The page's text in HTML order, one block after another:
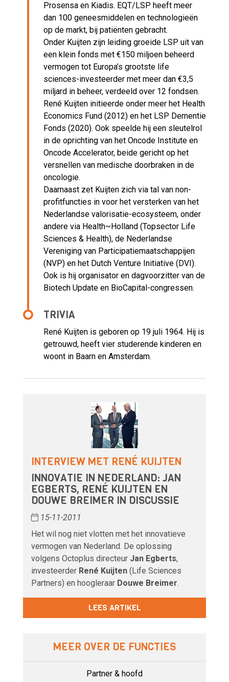
Prosensa en Kiadis. EQT/LSP heeft meer
dan 100 geneesmiddelen en technologieën
op de markt, bij patiënten gebracht.
Onder Kuijten zijn leiding groeide LSP uit van
een klein fonds met €150 miljoen beheerd
vermogen tot Europa’s grootste life
sciences-investeerder met meer dan €3,5
miljard in beheer, verdeeld over 12 fondsen.
René Kuijten initieerde onder meer het Health
Economics Fund (2012) en het LSP Dementie
Fonds (2020). Ook speelde hij een sleutelrol
in de oprichting van het Oncode Institute en
Oncode Accelerator, beide gericht op het
versnellen van medische doorbraken in de
oncologie.
Daarnaast zet Kuijten zich via tal van non-
profitfuncties in voor het versterken van het
Nederlandse valorisatie-ecosysteem, onder
andere via Health~Holland (Topsector Life
Sciences & Health), de Nederlandse
Vereniging van Participatiemaatschappijen
(NVP) en het Dutch Venture Initiative (DVI).
Ook is hij organisator en dagvoorzitter van de
Biotech Update en BioCapital-congressen.
TRIVIA
René Kuijten is geboren op 19 juli 1964. Hij is
getrouwd, heeft vier studerende kinderen en
woont in Baarn en Amsterdam.
INTERVIEW MET RENÉ KUIJTEN
INNOVATIE IN NEDERLAND: JAN
EGBERTS, RENÉ KUIJTEN EN
DOUWE BREIMER IN DISCUSSIE
15-11-2011
Het wil nog niet vlotten met het innovatieve
vermogen van Nederland. De oplossing
volgens Octoplus directeur Jan Egberts,
investeerder René Kuijten (Life Sciences
Partners) en hoogleraar Douwe Breimer.
LEES ARTIKEL
MEER OVER DE FUNCTIES
Partner & hoofd